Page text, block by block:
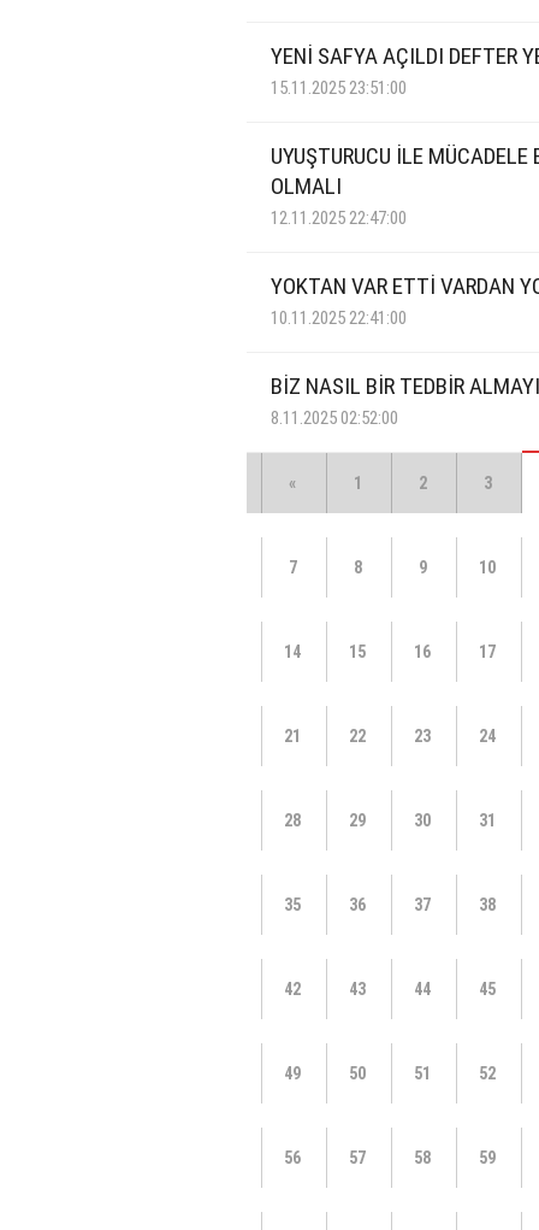
YENİ SAFYA AÇILDI DEFTER
15.11.2025 23:51:00
UYUŞTURUCU İLE
OLMALI
12.11.2025 22:47:00
YOKTAN VAR ETTİ VARDAN
10.11.2025 22:41:00
BİZ NASIL BİR TEDBİR
8.11.2025 02:52:00
« 1 2 3
7 8 9 10
14 15 16 17
21 22 23 24
28 29 30 31
35 36 37 38
42 43 44 45
49 50 51 52
56 57 58 59